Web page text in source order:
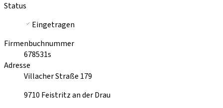
Status
Eingetragen
Firmenbuchnummer
678531s
Adresse
Villacher Straße 179
9710 Feistritz an der Drau